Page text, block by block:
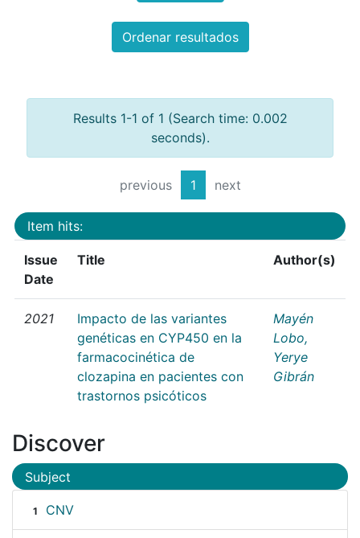
Ordenar resultados
Results 1-1 of 1 (Search time: 0.002
seconds).
previous 1 next
Item hits:
Issue
Date
Title Author(s)
2021
Impacto de las variantes
genéticas en CYP450 en la
farmacocinética de
clozapina en pacientes con
trastornos psicóticos
Mayén
Lobo,
Yerye
Gibrán
Discover
Subject
1 CNV